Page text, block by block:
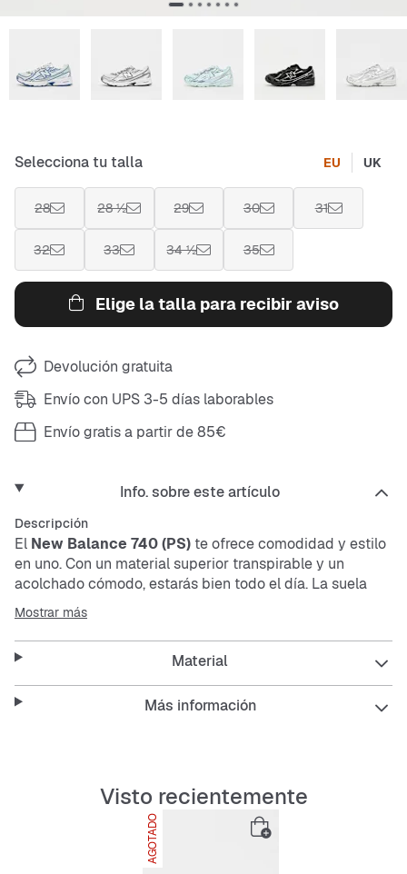
Selecciona tu talla EU UK
28 28 ½ 29 30 31
32 33 34 ½ 35
Elige la talla para recibir aviso
Devolución gratuita
Envío con UPS 3-5 días laborables
Envío gratis a partir de 85€
Info. sobre este artículo
Descripción
El New Balance 740 (PS) te ofrece comodidad y estilo
en uno. Con un material superior transpirable y un
acolchado cómodo, estarás bien todo el día. La suela
resistente y antideslizante te da un buen agarre, estés
donde estés.
Acolchado cómodo para todo el día
Plantilla con amortiguación
Mostrar más
Material
Más información
Visto recientemente
AGOTADO